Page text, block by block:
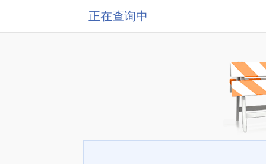
正在查询中